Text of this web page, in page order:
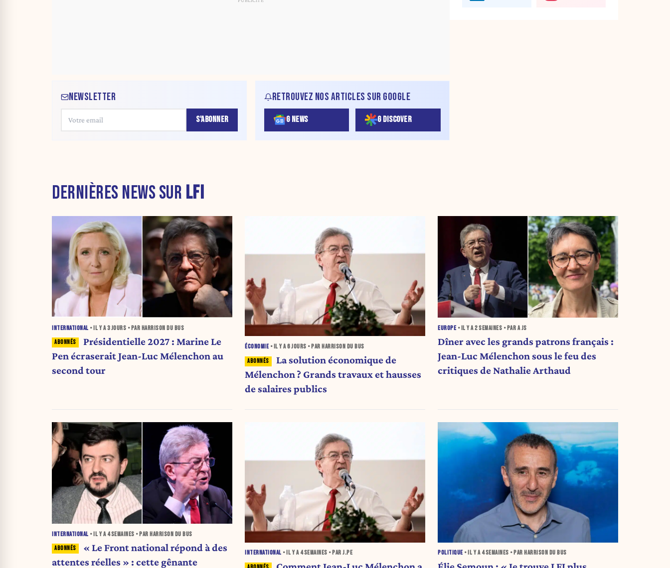
NEWSLETTER
S'ABONNER
RETROUVEZ NOS ARTICLES SUR GOOGLE
G NEWS G DISCOVER
DERNIÈRES NEWS SUR LFI
INTERNATIONAL • IL Y A3 JOURS • PAR HARRISON DU BUS
Présidentielle 2027 : Marine Le
Pen écraserait Jean-Luc Mélenchon au
second tour
ÉCONOMIE • IL Y A6 JOURS • PAR HARRISON DU BUS
La solution économique de
Mélenchon ? Grands travaux et hausses
de salaires publics
EUROPE • IL Y A2 SEMAINES • PAR A JS
Dîner avec les grands patrons français :
Jean-Luc Mélenchon sous le feu des
critiques de Nathalie Arthaud
INTERNATIONAL • IL Y A 4 SEMAINES • PAR HARRISON DU BUS
« Le Front national répond à des
attentes réelles » : cette gênante
INTERNATIONAL • IL Y A 4 SEMAINES • PAR J.PE POLITIQUE • IL Y A 4 SEMAINES • PAR HARRISON DU BUS